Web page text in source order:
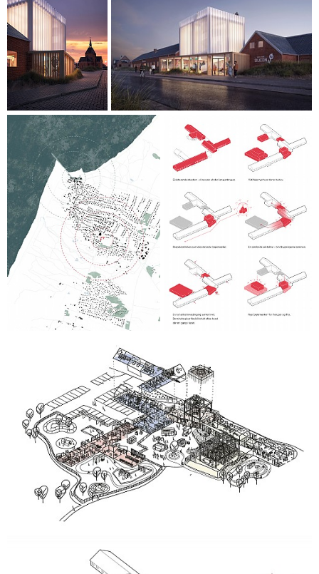
kunstneriske detalje i brugen af translucent materiale og
lysindfald bidrager til bygningens unikke æstetik og
symbolik som et fyrtårn.
ÆGTE FOLKEHUS
Folkehuset VØ er skabt med stor inddragelse af byens
borgere, brugere og turisme og øvrige erhverv. Der er
blevet afholdt borgermøder og workshops med
interessenterne for at sikre, at projektet afspejler
lokalområdets behov og ønsker. Det har skabt en stærk
forankring og bred opbakning i lokalsamfundet til projektet,
der bygger videre på de eksisterende kvaliteter og sikrer at
fællesskab og netværk kan udfolde sig på kryds og tværs af
brugerne.
Projektet tilføjer således værdi til nærområdet ved at
revitalisere den gamle skole og skabe en multifunktionel,
tilgængelig og åben bygning, der kan berige både lokale og
besøgende.
Folkehuset VØ understøtter en række nationale og lokale
strategier for udvikling af bæredygtig vækst med et
balanceret møde mellem vækstskabende turisme og det
autentisk lokale.